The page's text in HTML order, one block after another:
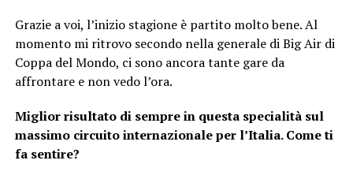
Grazie a voi, l’inizio stagione è partito molto bene. Al
momento mi ritrovo secondo nella generale di Big Air di
Coppa del Mondo, ci sono ancora tante gare da
affrontare e non vedo l’ora.
Miglior risultato di sempre in questa specialità sul
massimo circuito internazionale per l’Italia. Come ti
fa sentire?